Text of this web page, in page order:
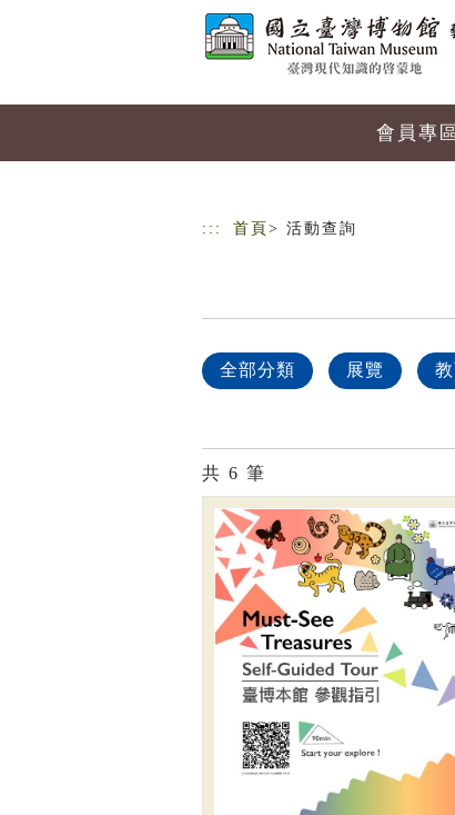
會員專
::: 首頁 > 活動查詢
全部分類 展覽
共 6 筆